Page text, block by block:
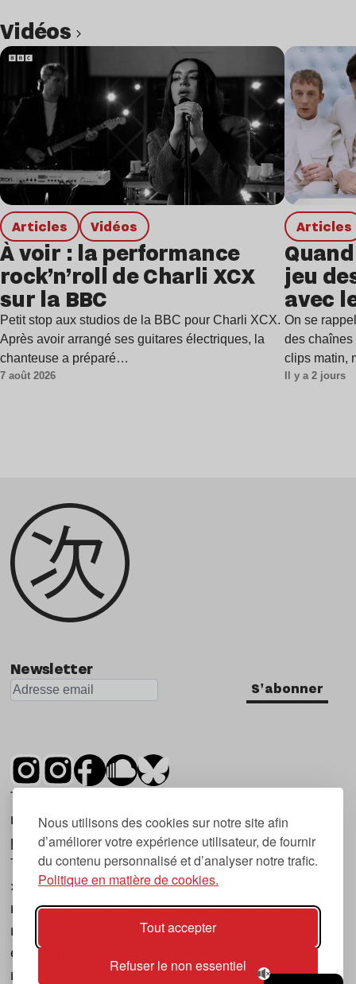
Nous utilisons des cookies sur notre site afin
d’améliorer votre expérience utilisateur, de fournir
du contenu personnalisé et d’analyser notre trafic.
Politique en matière de cookies.
Tout accepter
Refuser le non essentiel
Vidéos
Articles Vidéos
À voir : la performance
rock’n’roll de Charli XCX
sur la BBC
Petit stop aux studios de la BBC pour Charli XCX.
Après avoir arrangé ses guitares électriques, la
chanteuse a préparé…
7 août 2026
Articles
jeu
avec
On se
des
clips matin,
Il y a 2 jours
Newsletter
S'abonner
Tsugi est un mensuel indépendant sur la
musique et les nouvelles tendances, dont la
première parution date de 2007.
Tsugi en japonais signifie « prochain », « suivant
», ce qui correspond à la thématique du
magazine, à l’affût des nouvelles tendances
musicales, qu’elles viennent de la musique
électronique, du rock ou du hip hop, et des
nouveaux phénomènes de société liés à la